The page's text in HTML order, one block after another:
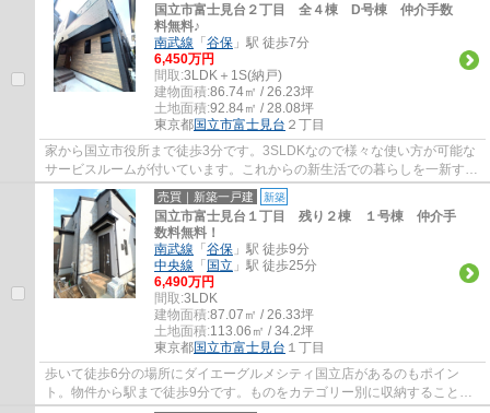
国立市富士見台２丁目 全４棟 D号棟 仲介手数
料無料♪
南武線 「 谷保 」駅 徒歩7分
6,450万円
間取:3LDK＋1S(納戸)
建物面積:86.74㎡ / 26.23坪
土地面積:92.84㎡ / 28.08坪
東京都国立市富士見台 ２丁目
家から国立市役所まで徒歩3分です。3SLDKなので様々な使い方が可能な
サービスルームが付いています。これからの新生活での暮らしを一新する
ために、新築戸建てはいかがでしょうか。不...
売買｜新築一戸建 新築
国立市富士見台１丁目 残り２棟 １号棟 仲介手
数料無料！
南武線 「 谷保 」駅 徒歩9分
中央線 「 国立 」駅 徒歩25分
6,490万円
間取:3LDK
建物面積:87.07㎡ / 26.33坪
土地面積:113.06㎡ / 34.2坪
東京都国立市富士見台 １丁目
歩いて徒歩6分の場所にダイエーグルメシティ国立店があるのもポイン
ト。物件から駅まで徒歩9分です。ものをカテゴリー別に収納することが